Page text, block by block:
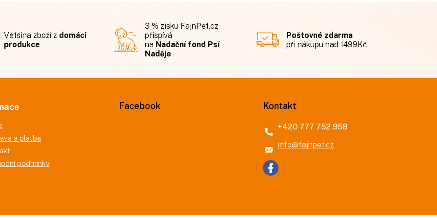
Většina zboží z domácí
produkce
3 % zisku FajnPet.cz
přispívá
na Nadační fond Psí
Naděje
Poštovné zdarma
při nákupu nad 1499Kč
a platba
podmínky
Facebook Kontakt
info@fajnpet.cz
+420 777 752 958